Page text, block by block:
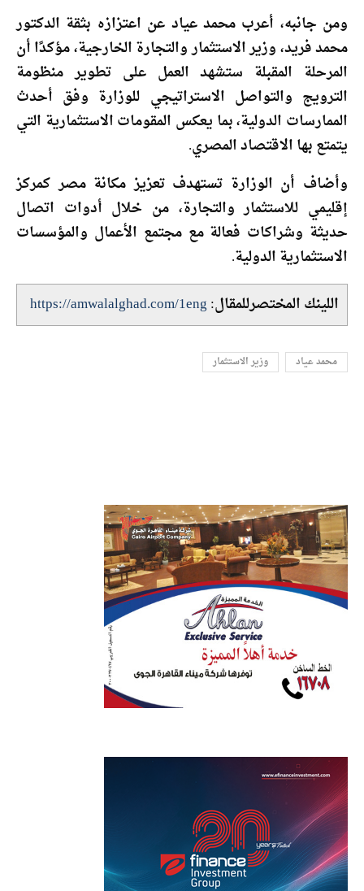
ومن جانبه، أعرب محمد عياد عن اعتزازه بثقة الدكتور
محمد فريد، وزير الاستثمار والتجارة الخارجية، مؤكدًا أن
المرحلة المقبلة ستشهد العمل على تطوير منظومة
الترويج والتواصل الاستراتيجي للوزارة وفق أحدث
الممارسات الدولية، بما يعكس المقومات الاستثمارية التي
يتمتع بها الاقتصاد المصري.
وأضاف أن الوزارة تستهدف تعزيز مكانة مصر كمركز
إقليمي للاستثمار والتجارة، من خلال أدوات اتصال
حديثة وشراكات فعالة مع مجتمع الأعمال والمؤسسات
الاستثمارية الدولية.
اللينك المختصرللمقال:https://amwalalghad.com/1eng
محمد عياد وزير الاستثمار